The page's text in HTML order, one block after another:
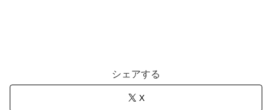
シェアする
X